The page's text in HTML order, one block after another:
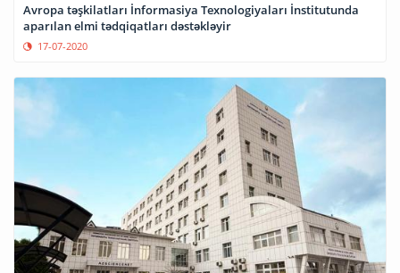
Avropa təşkilatları İnformasiya Texnologiyaları İnstitutunda
aparılan elmi tədqiqatları dəstəkləyir
17-07-2020